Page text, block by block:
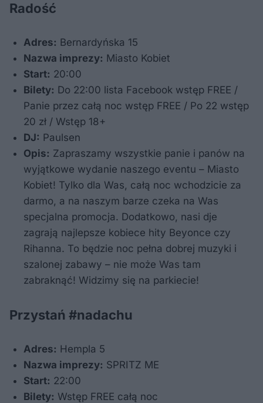
Radość
Adres: Bernardyńska 15
Nazwa imprezy: Miasto Kobiet
Start: 20:00
Bilety: Do 22:00 lista Facebook wstęp FREE /
Panie przez całą noc wstęp FREE / Po 22 wstęp
20 zł / Wstęp 18+
DJ: Paulsen
Opis: Zapraszamy wszystkie panie i panów na
wyjątkowe wydanie naszego eventu – Miasto
Kobiet! Tylko dla Was, całą noc wchodzicie za
darmo, a na naszym barze czeka na Was
specjalna promocja. Dodatkowo, nasi dje
zagrają najlepsze kobiece hity Beyonce czy
Rihanna. To będzie noc pełna dobrej muzyki i
szalonej zabawy – nie może Was tam
zabraknąć! Widzimy się na parkiecie!
Przystań #nadachu
Adres: Hempla 5
Nazwa imprezy: SPRITZ ME
Start: 22:00
Bilety: Wstęp FREE całą noc